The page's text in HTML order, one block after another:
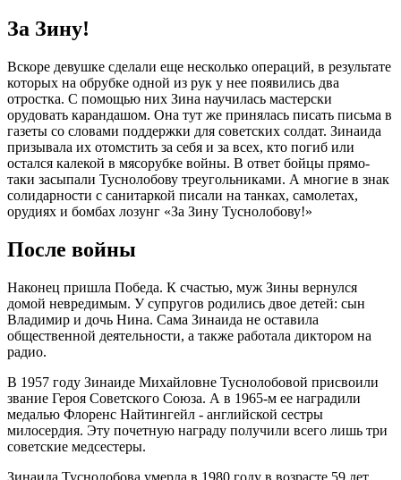
За Зину!
Вскоре девушке сделали еще несколько операций, в результате
которых на обрубке одной из рук у нее появились два
отростка. С помощью них Зина научилась мастерски
орудовать карандашом. Она тут же принялась писать письма в
газеты со словами поддержки для советских солдат. Зинаида
призывала их отомстить за себя и за всех, кто погиб или
остался калекой в мясорубке войны. В ответ бойцы прямо-
таки засыпали Туснолобову треугольниками. А многие в знак
солидарности с санитаркой писали на танках, самолетах,
орудиях и бомбах лозунг «За Зину Туснолобову!»
После войны
Наконец пришла Победа. К счастью, муж Зины вернулся
домой невредимым. У супругов родились двое детей: сын
Владимир и дочь Нина. Сама Зинаида не оставила
общественной деятельности, а также работала диктором на
радио.
В 1957 году Зинаиде Михайловне Туснолобовой присвоили
звание Героя Советского Союза. А в 1965-м ее наградили
медалью Флоренс Найтингейл - английской сестры
милосердия. Эту почетную награду получили всего лишь три
советские медсестеры.
Зинаида Туснолобова умерла в 1980 году в возрасте 59 лет.